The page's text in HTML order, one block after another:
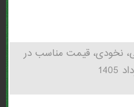
نخودی، قیمت مناسب در